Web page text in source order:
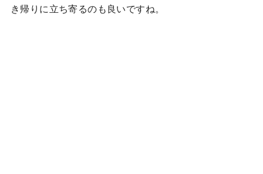
き帰りに立ち寄るのも良いですね。